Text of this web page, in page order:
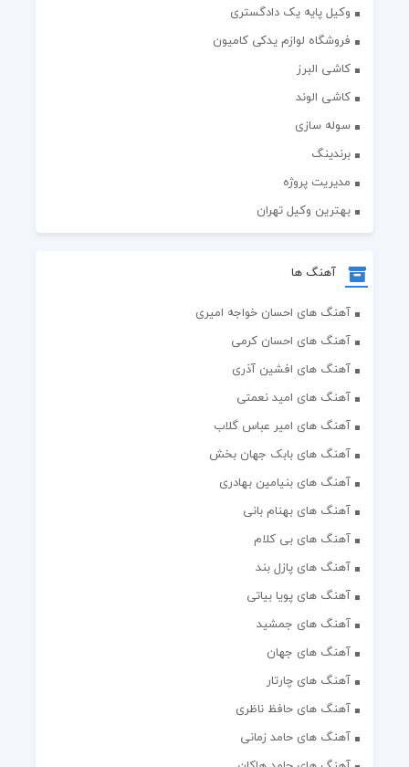
وکیل پایه یک دادگستری
فروشگاه لوازم یدکی کامیون
کاشی البرز
کاشی الوند
سوله سازی
برندینگ
مدیریت پروژه
بهترین وکیل تهران
آهنگ ها
آهنگ های احسان خواجه امیری
آهنگ های احسان کرمی
آهنگ های افشین آذری
آهنگ های امید نعمتی
آهنگ های امیر عباس گلاب
آهنگ های بابک جهان بخش
آهنگ های بنیامین بهادری
آهنگ های بهنام بانی
آهنگ های بی کلام
آهنگ های پازل بند
آهنگ های پویا بیاتی
آهنگ های جمشید
آهنگ های جهان
آهنگ های چارتار
آهنگ های حافظ ناظری
آهنگ های حامد زمانی